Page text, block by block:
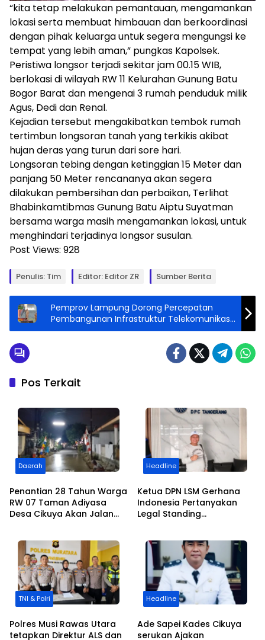
“kita tetap melakukan pemantauan, mengamankan
lokasi serta membuat himbauan dan berkoordinasi
dengan pihak keluarga untuk segera mengungsi ke
tempat yang lebih aman,” pungkas Kapolsek.
Peristiwa longsor terjadi sekitar jam 00.15 WIB,
berlokasi di wilayah RW 11 Kelurahan Gunung Batu
Bogor Barat dan mengenai 3 rumah penduduk milik
Agus, Dedi dan Renal.
Kejadian tersebut mengakibatkan tembok rumah
tertimbun longsoran tanah yang terkikis akibat
hujan deras yang turun dari sore hari.
Longsoran tebing dengan ketinggian 15 Meter dan
panjang 50 Meter rencananya akan segera
dilakukan pembersihan dan perbaikan, Terlihat
Bhabinkamtibmas Gunung Batu Aiptu Suyatman
bersama warga masih mengamankan lokasi, untuk
menghindari terjadinya longsor susulan.
Post Views: 928
Penulis: Tim Editor: Editor ZR Sumber Berita
Pemprov Lampung Dorong Percepatan
Pembangunan Infrastruktur Telekomunikasi
Melalui Pembangunan SPBE
Pos Terkait
Daerah
Penantian 28 Tahun Warga
RW 07 Taman Adiyasa
Desa Cikuya Akan Jalan
Headline
Ketua DPN LSM Gerhana
Indonesia Pertanyakan
Legal Standing
Tigaraksa
TNI & Polri
Polres Musi Rawas Utara
tetapkan Direktur ALS dan
Headline
Ade Sapei Kades Cikuya
serukan Ajakan